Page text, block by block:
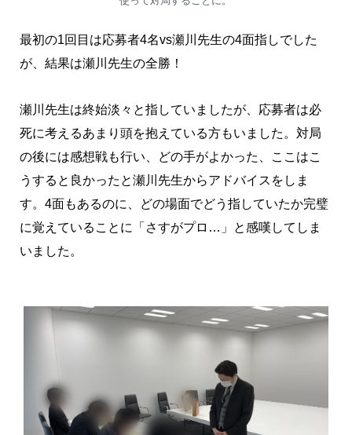
最初の1回目は応募者4名vs瀬川先生の4面指しでした
が、結果は瀬川先生の全勝！
瀬川先生は終始淡々と指していましたが、応募者は必
死に考えるあまり頭を抱えている方もいました。対局
の後には感想戦も行い、どの手がよかった、ここはこ
うすると良かったと瀬川先生からアドバイスをしま
す。4面もあるのに、どの場面でどう指していたか完璧
に覚えていることに「さすがプロ…」と感嘆してしま
いました。